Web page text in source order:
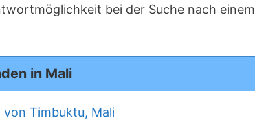
bei der Suche nach einem
in Mali
Timbuktu, Mali